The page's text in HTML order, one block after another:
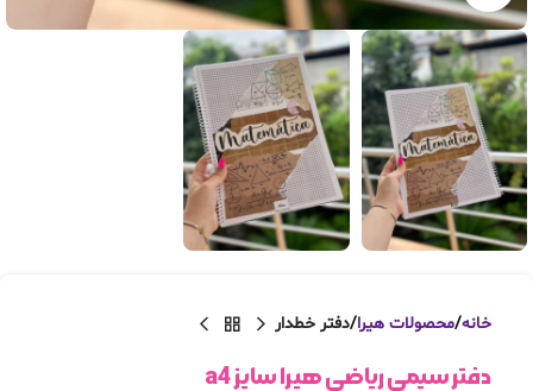
خانه محصولات هیرا دفتر خطدار
دفتر سیمی ریاضی هیرا سایز a4